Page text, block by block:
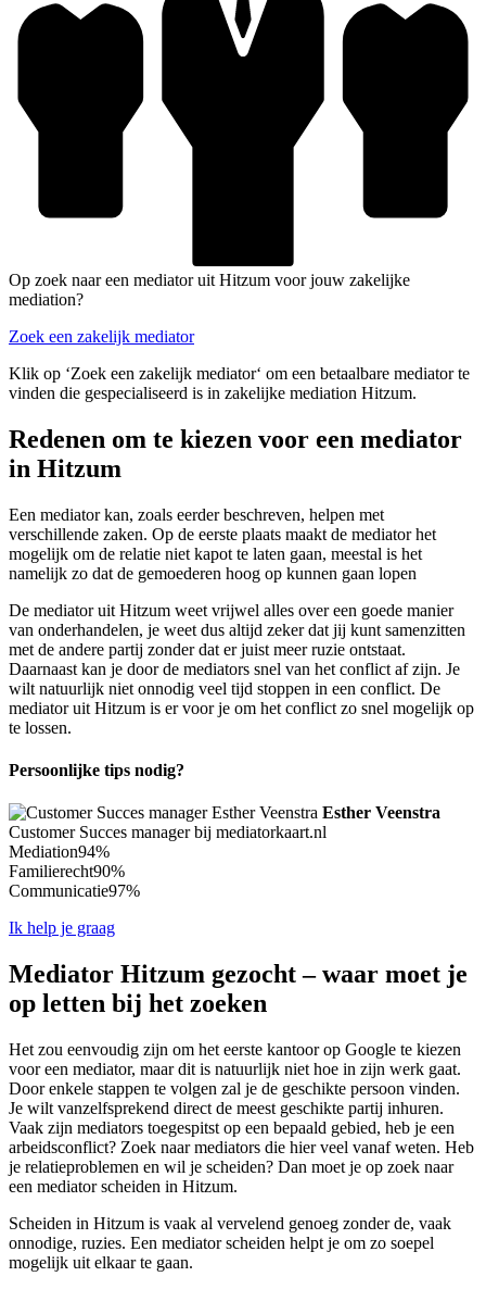
Op zoek naar een mediator uit Hitzum voor jouw zakelijke
mediation?
Zoek een zakelijk mediator
Klik op ‘Zoek een zakelijk mediator‘ om een betaalbare mediator te
vinden die gespecialiseerd is in zakelijke mediation Hitzum.
Redenen om te kiezen voor een mediator
in Hitzum
Een mediator kan, zoals eerder beschreven, helpen met
verschillende zaken. Op de eerste plaats maakt de mediator het
mogelijk om de relatie niet kapot te laten gaan, meestal is het
namelijk zo dat de gemoederen hoog op kunnen gaan lopen
De mediator uit Hitzum weet vrijwel alles over een goede manier
van onderhandelen, je weet dus altijd zeker dat jij kunt samenzitten
met de andere partij zonder dat er juist meer ruzie ontstaat.
Daarnaast kan je door de mediators snel van het conflict af zijn. Je
wilt natuurlijk niet onnodig veel tijd stoppen in een conflict. De
mediator uit Hitzum is er voor je om het conflict zo snel mogelijk op
te lossen.
Persoonlijke tips nodig?
Esther Veenstra
Customer Succes manager bij mediatorkaart.nl
Mediation94%
Familierecht90%
Communicatie97%
Ik help je graag
Mediator Hitzum gezocht – waar moet je
op letten bij het zoeken
Het zou eenvoudig zijn om het eerste kantoor op Google te kiezen
voor een mediator, maar dit is natuurlijk niet hoe in zijn werk gaat.
Door enkele stappen te volgen zal je de geschikte persoon vinden.
Je wilt vanzelfsprekend direct de meest geschikte partij inhuren.
Vaak zijn mediators toegespitst op een bepaald gebied, heb je een
arbeidsconflict? Zoek naar mediators die hier veel vanaf weten. Heb
je relatieproblemen en wil je scheiden? Dan moet je op zoek naar
een mediator scheiden in Hitzum.
Scheiden in Hitzum is vaak al vervelend genoeg zonder de, vaak
onnodige, ruzies. Een mediator scheiden helpt je om zo soepel
mogelijk uit elkaar te gaan.